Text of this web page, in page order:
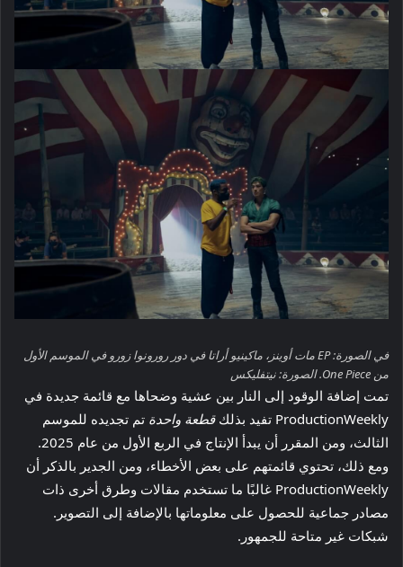
في الصورة: EP مات أوينز، ماكينيو أراتا في دور رورونوا زورو في الموسم الأول
من One Piece. الصورة: نيتفليكس
تمت إضافة الوقود إلى النار بين عشية وضحاها مع قائمة جديدة في
ProductionWeekly تفيد بذلك
قطعة واحدة تم تجديده للموسم
الثالث، ومن المقرر أن يبدأ الإنتاج في الربع الأول من عام 2025.
ومع ذلك، تحتوي قائمتهم على بعض الأخطاء، ومن الجدير بالذكر أن
ProductionWeekly غالبًا ما تستخدم مقالات وطرق أخرى ذات
مصادر جماعية للحصول على معلوماتها بالإضافة إلى التصوير.
شبكات غير متاحة للجمهور.